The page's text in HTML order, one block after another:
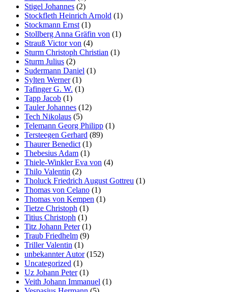
Stigel Johannes (2)
Stockfleth Heinrich Arnold (1)
Stockmann Ernst (1)
Stollberg Anna Gräfin von (1)
Strauß Victor von (4)
Sturm Christoph Christian (1)
Sturm Julius (2)
Sudermann Daniel (1)
Sylten Werner(1)
Tafinger G. W. (1)
Tapp Jacob (1)
Tauler Johannes (12)
Tech Nikolaus (5)
Telemann Georg Philipp (1)
Tersteegen Gerhard (89)
Thaurer Benedict (1)
Thebesius Adam (1)
Thiele-Winkler Eva von (4)
Thilo Valentin (2)
Tholuck Friedrich August Gottreu (1)
Thomas von Celano (1)
Thomas von Kempen (1)
Tietze Christoph (1)
Titius Christoph (1)
Titz Johann Peter(1)
Traub Friedhelm (9)
Triller Valentin (1)
unbekannter Autor(152)
Uncategorized (1)
Uz Johann Peter(1)
Veith Johann Immanuel (1)